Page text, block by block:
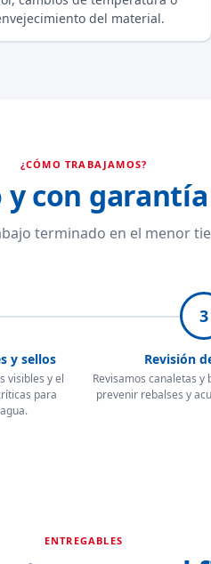
del material.
¿CÓMO TRABAJAMOS?
con
terminado en el menor
y sellos
visibles y el
para
3
Revisión
Revisamos canaletas y
prevenir rebalses y
ENTREGABLES